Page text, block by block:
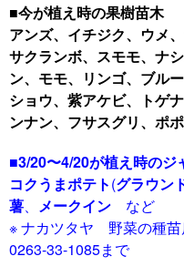
■今が植え時の果樹苗木
アンズ、イチジク、ウメ
サクランボ、スモモ、ナ
ン、モモ、リンゴ、ブル
ショウ、紫アケビ、トゲ
ンナン、フサスグリ、ポ
■3/20〜4/20が植え時のジ
コクうまポテト(グラウン
薯
メークイン など
※ ナカツタヤ 野菜の種苗
0263-33-1085まで